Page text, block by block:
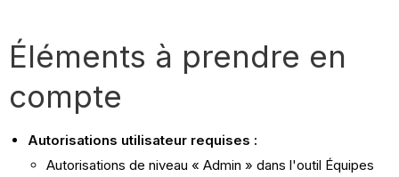
Éléments à prendre en
compte
Autorisations utilisateur requises :
Autorisations de niveau « Admin » dans l'outil Équipes